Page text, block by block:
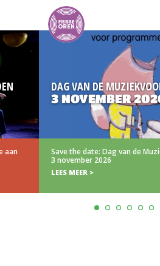
aan
DAG VAN DE
3 NOVEMBER
Save the date: Dag van de
3 november 2026
LEES MEER >